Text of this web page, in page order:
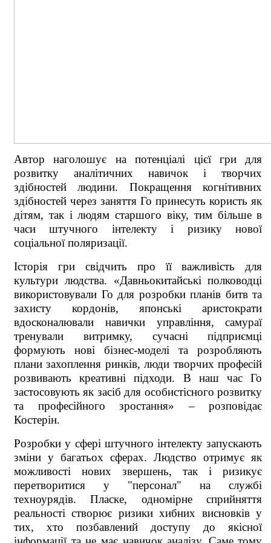
Автор наголошує на потенціалі цієї гри для
розвитку аналітичних навичок і творчих
здібностей людини. Покращення когнітивних
здібностей через заняття Го принесуть користь як
дітям, так і людям старшого віку, тим більше в
часи штучного інтелекту і ризику нової
соціальної поляризації.
Історія гри свідчить про її важливість для
культури людства. «Давньокитайські полководці
використовували Го для розробки планів битв та
захисту кордонів, японські аристократи
вдосконалювали навички управління, самураї
тренували витримку, сучасні підприємці
формують нові бізнес-моделі та розробляють
плани захоплення ринків, люди творчих професій
розвивають креативні підходи. В наш час Го
застосовують як засіб для особистісного розвитку
та професійного зростання» – розповідає
Костерін.
Розробки у сфері штучного інтелекту запускають
зміни у багатьох сферах. Людство отримує як
можливості нових звершень, так і ризикує
перетворитися у "персонал" на службі
техноурядів. Пласке, одномірне сприйняття
реальності створює ризики хибних висновків у
тих, хто позбавлений доступу до якісної